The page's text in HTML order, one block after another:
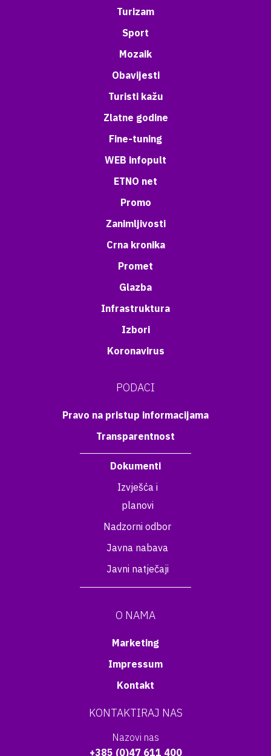
Turizam
Sport
Mozaik
Obavijesti
Turisti kažu
Zlatne godine
Fine-tuning
WEB infopult
ETNO net
Promo
Zanimljivosti
Crna kronika
Promet
Glazba
Infrastruktura
Izbori
Koronavirus
PODACI
Pravo na pristup informacijama
Transparentnost
Dokumenti
Izvješća i
planovi
Nadzorni odbor
Javna nabava
Javni natječaji
O NAMA
Marketing
Impressum
Kontakt
KONTAKTIRAJ NAS
Nazovi nas
+385 (0)47 611 400